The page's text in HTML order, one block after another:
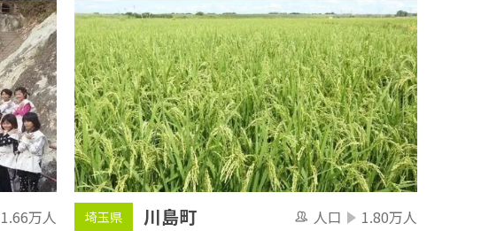
1.66万人 埼玉県 川島町 人口 1.80万人